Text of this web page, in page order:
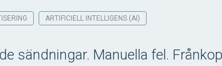
ARTIFICIELL INTELLIGENS (AI)
sändningar. Manuella fel.